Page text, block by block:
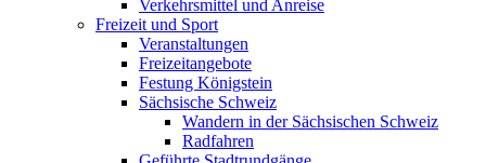
Verkehrsmittel und Anreise
Freizeit und Sport
Veranstaltungen
Freizeitangebote
Festung Königstein
Sächsische Schweiz
Wandern in der Sächsischen Schweiz
Radfahren